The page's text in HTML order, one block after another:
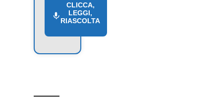
CLICCA,
LEGGI,
RIASCOLTA